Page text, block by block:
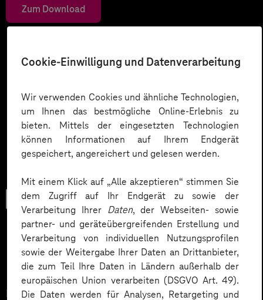
Cookie-Einwilligung und Datenverarbeitung
Wir verwenden Cookies und ähnliche Technologien,
um Ihnen das bestmögliche Online-Erlebnis zu
bieten. Mittels der eingesetzten Technologien
können Informationen auf Ihrem Endgerät
gespeichert, angereichert und gelesen werden.
Mit einem Klick auf „Alle akzeptieren“ stimmen Sie
dem Zugriff auf Ihr Endgerät zu sowie der
Verarbeitung Ihrer Daten, der Webseiten- sowie
partner- und geräteübergreifenden Erstellung und
Verarbeitung von individuellen Nutzungsprofilen
sowie der Weitergabe Ihrer Daten an Drittanbieter,
die zum Teil Ihre Daten in Ländern außerhalb der
europäischen Union verarbeiten (DSGVO Art. 49).
Die Daten werden für Analysen, Retargeting und
Zum Download
Checkliste
Datenschutz in KI-Projekten
Datenschutz in KI-Projekten leicht gemacht: